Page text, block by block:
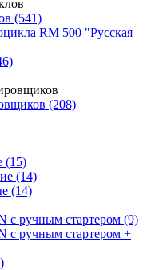
(541)
RM 500 "Русская
(208)
(15)
(14)
(14)
с ручным стартером (9)
с ручным стартером +